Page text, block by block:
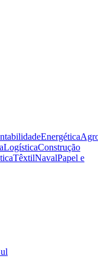
Energética
LogísticaConstrução
TêxtilNavalPapel e